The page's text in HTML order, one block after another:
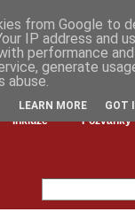
Inkluze Pozvánky
from Google to
IP address and
performance
generate
abuse.
LEARN MORE GOT